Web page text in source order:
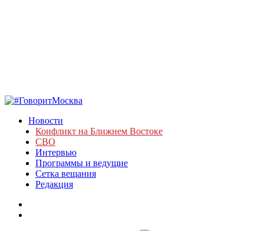
Новости
Конфликт на Ближнем Востоке
СВО
Интервью
Программы и ведущие
Сетка вещания
Редакция